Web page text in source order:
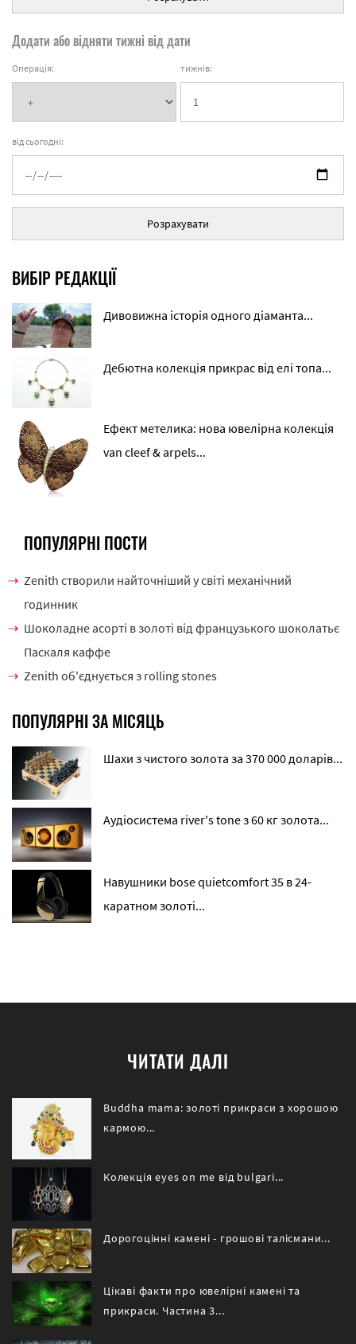
Додати або відняти тижні від дати
Операція: тижнів:
від сьогодні:
Розрахувати
ВИБІР РЕДАКЦІЇ
Дивовижна історія одного діаманта...
Дебютна колекція прикрас від елі топа...
Ефект метелика: нова ювелірна колекція
van cleef & arpels...
ПОПУЛЯРНІ ПОСТИ
Zenith створили найточніший у світі механічний
годинник
Шоколадне асорті в золоті від французького шоколатьє
Паскаля каффе
Zenith об'єднується з rolling stones
ПОПУЛЯРНІ ЗА МІСЯЦЬ
Шахи з чистого золота за 370 000 доларів...
Аудіосистема river's tone з 60 кг золота...
Навушники bose quietcomfort 35 в 24-
каратном золоті...
ЧИТАТИ ДАЛІ
Buddha mama: золоті прикраси з хорошою
кармою...
Колекція eyes on me від bulgari...
Дорогоцінні камені - грошові талісмани...
Цікаві факти про ювелірні камені та
прикраси. Частина 3...